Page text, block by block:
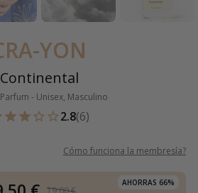
YON
Continental
- Unisex, Masculino
2.8(6)
Cómo funciona la membresía?
AHORRAS 66%
19,00 €